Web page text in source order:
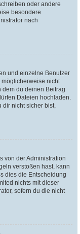
oder andere
besondere
nach
und einzelne Benutzer
nicht
du deinen Beitrag
Dateien hochladen.
dir nicht sicher bist,
von der Administration
verstoßen hast, kann
dies die Entscheidung
nichts mit dieser
sofern du die nicht